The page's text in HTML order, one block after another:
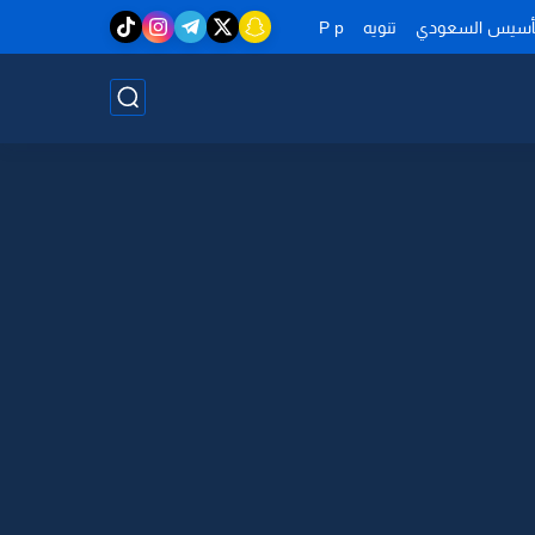
السعودي تنويه P p